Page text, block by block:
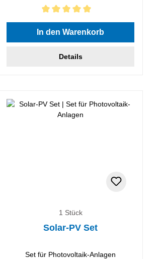
Durchschnittliche Bewertung von 5 von 5 Sternen
In den Warenkorb
Details
1 Stück
Solar-PV Set
Set für Photovoltaik-Anlagen